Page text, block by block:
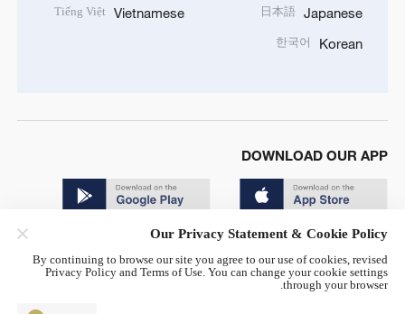
Japanese
日本語
Korean
한국어
Vietnamese
Tiếng Việt
DOWNLOAD OUR APP
© China Radio International.CRI. All Rights Reserved. 16A
Our Privacy Statement & Cookie Policy
By continuing to browse our site you agree to our use of cookies, revised
Privacy Policy and Terms of Use. You can change your cookie settings
through your browser.